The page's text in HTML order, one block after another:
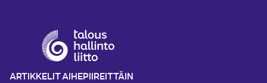
ARTIKKELIT AIHEPIIREITTÄIN